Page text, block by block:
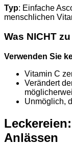
Typ: Einfache
menschlichen
Was NICHT
Verwenden Sie
Vitamin C
Verändert
Unmöglich,
Anlässen